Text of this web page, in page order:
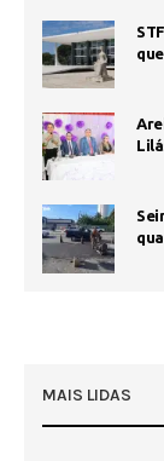
MAIS LIDAS